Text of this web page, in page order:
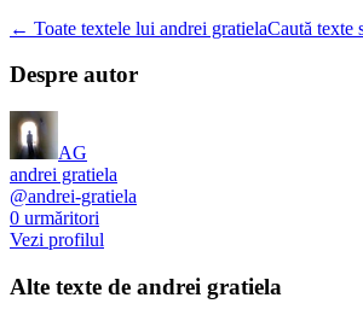
← Toate textele lui andrei gratielaCaută texte
Despre autor
AG
andrei gratiela
@andrei-gratiela
0 urmăritori
Vezi profilul
Alte texte de andrei gratiela